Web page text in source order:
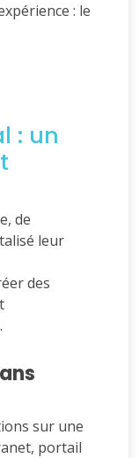
: le
: un
de
leur
des
sur une
portail